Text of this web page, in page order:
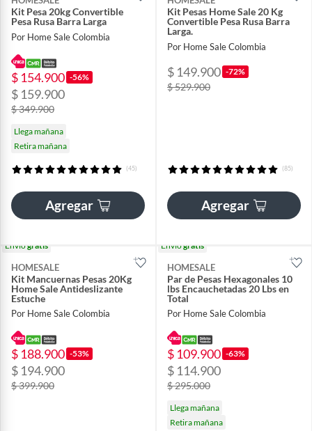
Kit Pesa 20kg Convertible
Pesa Rusa Barra Larga
Por Home Sale Colombia
$ 154.900 -56%
$ 159.900
$ 349.900
Llega mañana
Retira mañana
(45)
Agregar
Kit Pesas Home Sale 20 Kg
Convertible Pesa Rusa Barra
Larga.
Por Home Sale Colombia
$ 149.900 -72%
$ 529.900
(85)
Agregar
Envíogratis
HOMESALE
Kit Mancuernas Pesas 20Kg
Home Sale Antideslizante
Estuche
Por Home Sale Colombia
$ 188.900 -53%
$ 194.900
$ 399.900
Envíogratis
HOMESALE
Par de Pesas Hexagonales 10
lbs Encauchetadas 20 Lbs en
Total
Por Home Sale Colombia
$ 109.900 -63%
$ 114.900
$ 295.000
Llega mañana
Retira mañana